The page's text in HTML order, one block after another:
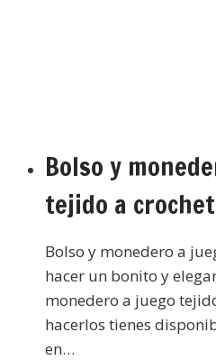
Bolso y
tejido a crochet
Bolso y monedero a
hacer un bonito y
monedero a juego
hacerlos tienes
en…